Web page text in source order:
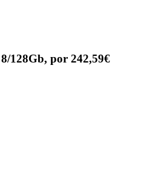
128Gb, por 242,59€